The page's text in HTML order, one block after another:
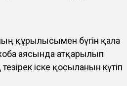
құрылысымен бүгін қала
аясында атқарылып
іске қосылғанын күтіп